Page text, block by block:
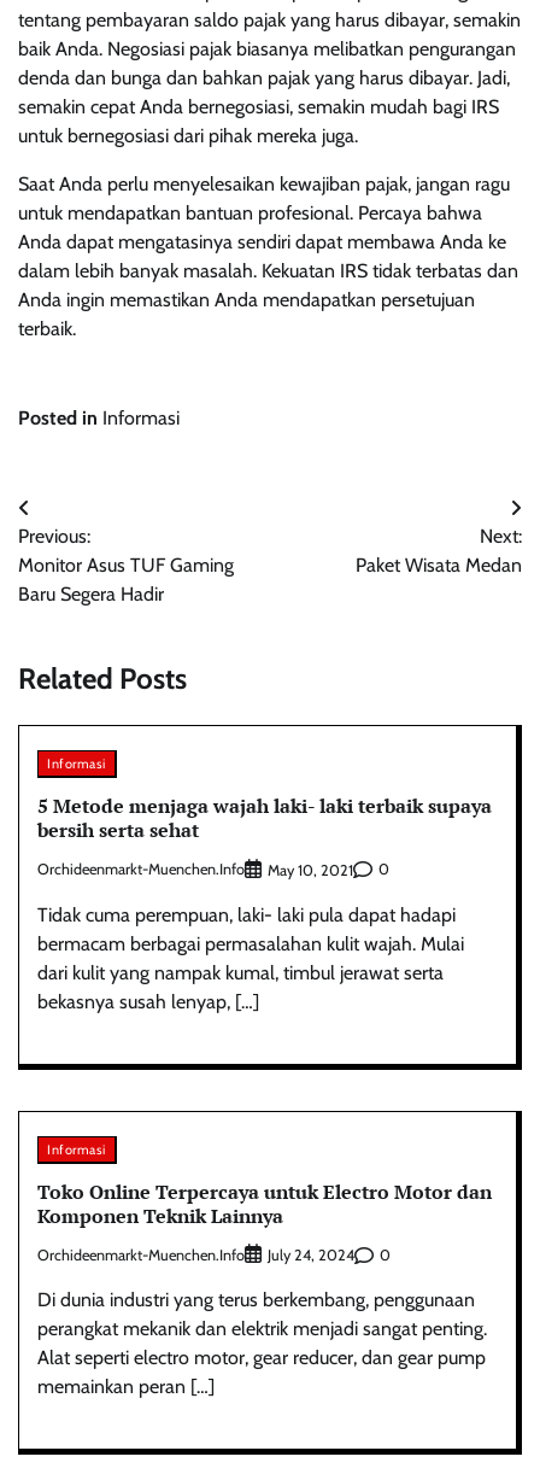
tentang pembayaran saldo pajak yang harus dibayar, semakin
baik Anda. Negosiasi pajak biasanya melibatkan pengurangan
denda dan bunga dan bahkan pajak yang harus dibayar. Jadi,
semakin cepat Anda bernegosiasi, semakin mudah bagi IRS
untuk bernegosiasi dari pihak mereka juga.
Saat Anda perlu menyelesaikan kewajiban pajak, jangan ragu
untuk mendapatkan bantuan profesional. Percaya bahwa
Anda dapat mengatasinya sendiri dapat membawa Anda ke
dalam lebih banyak masalah. Kekuatan IRS tidak terbatas dan
Anda ingin memastikan Anda mendapatkan persetujuan
terbaik.
Posted in Informasi
Post
navigation
Previous:
Monitor Asus TUF Gaming
Baru Segera Hadir
Next:
Paket Wisata Medan
Related Posts
Informasi
5 Metode menjaga wajah laki- laki terbaik supaya
bersih serta sehat
Orchideenmarkt-Muenchen.info May 10, 2021 0
Tidak cuma perempuan, laki- laki pula dapat hadapi
bermacam berbagai permasalahan kulit wajah. Mulai
dari kulit yang nampak kumal, timbul jerawat serta
bekasnya susah lenyap, […]
Informasi
Toko Online Terpercaya untuk Electro Motor dan
Komponen Teknik Lainnya
Orchideenmarkt-Muenchen.info July 24, 2024 0
Di dunia industri yang terus berkembang, penggunaan
perangkat mekanik dan elektrik menjadi sangat penting.
Alat seperti electro motor, gear reducer, dan gear pump
memainkan peran […]